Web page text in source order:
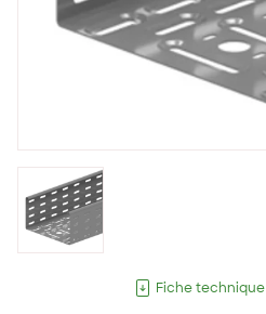
Fiche technique